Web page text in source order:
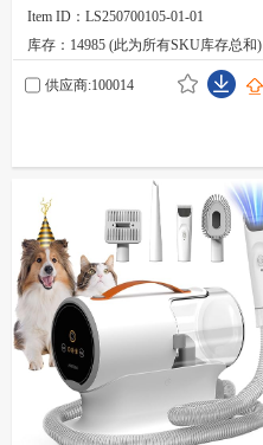
子鞋
Item ID：LS250700105-01-01
库存：14985 (此为所有SKU库存总和)
供应商:100014